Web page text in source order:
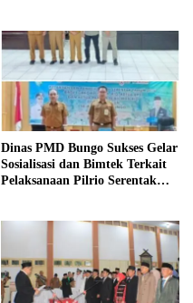
Dinas PMD Bungo Sukses Gelar
Sosialisasi dan Bimtek Terkait
Pelaksanaan Pilrio Serentak